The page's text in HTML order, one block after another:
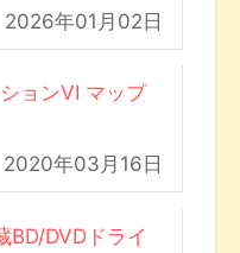
2026年01月02日
ョンVI マップ
2020年03月16日
BD/DVDドライ